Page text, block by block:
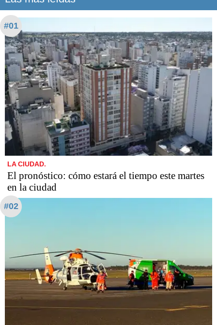
#01
LA CIUDAD.
El pronóstico: cómo estará el tiempo este martes
en la ciudad
#02